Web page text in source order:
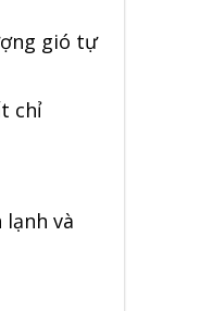
gió tự
chỉ
và